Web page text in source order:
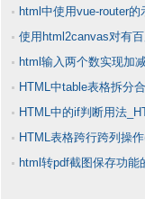
_HTML/Xhtml
html中使用vue-router的
使用html2canvas对有
的解决_HTML/Xhtml
html输入两个数实现加
HTML中table表格拆分
rowspan)_HTML/Xhtml
HTML中的if判断用法
HTML表格跨行跨列操作
colspan)_HTML/Xhtml
html转pdf截图保存功能